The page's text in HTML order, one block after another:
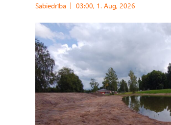
Sabiedrība 03:00, 1. Aug, 2026